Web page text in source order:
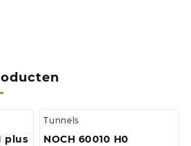
plus
Tunnels
NOCH 60010 H0